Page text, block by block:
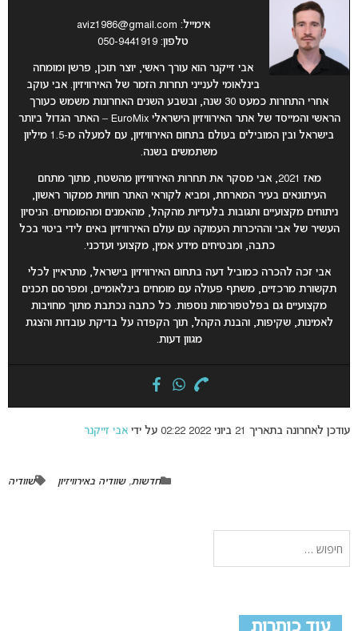
אימייל: aviz1986@gmail.com
טלפון: 050-9441919
אבי זייקנר הוא עורך ראשי, יוצר תוכן, פרשן ומומחה
בינלאומי לענייני תחרות הזמר של האירוויזיון. אבי עוקב
אחרי התחרות כמעט 30 שנה, ובשבע השנים האחרונות משמש כעורך
הראשי והמייסד של אתר האירוויזיון הישראלי EuroMix – האתר הגדול ביותר
בישראל ובין המובילים בעולם בתחום האירוויזיון, עם למעלה מ-1.5 מיליון
משתמשים בשנה.
מאז 2021, אבי מסקר את תחרות האירוויזיון מהשטח, מתוך מתחם
העיתונאים בעיר המארחת, ומביא לקוראי האתר חוויות ממקור ראשון,
ניתוחים מקצועיים ותגובות בלעדיות מהקהל, מהאמנים ומהמומחים. הניסיון
העשיר של אבי וההיכרות העמוקה עם עולם האירוויזיון באים לידי ביטוי בכל
כתבה, ומבטיחים מידע אמין, מקצועי ועדכני.
אבי זכה להכרה כמוביל דעה בתחום האירוויזיון בישראל, מתראיין לכלי
תקשורת מרכזיים, משתף פעולה עם מומחים בינלאומיים, ומפרסם תכנים
מקצועיים גם בפלטפורמות נוספות. כל כתבה נכתבת מתוך מחויבות
לאמינות, שקיפות, והבנת הקהל, תוך הקפדה על בדיקת עובדות והצגת
מגוון דעות.
עודכן לאחרונה בתאריך 21 ביוני 2022 02:22 על ידי אבי זייקנר
חדשות,שוודיה באירוויזיון שוודיה